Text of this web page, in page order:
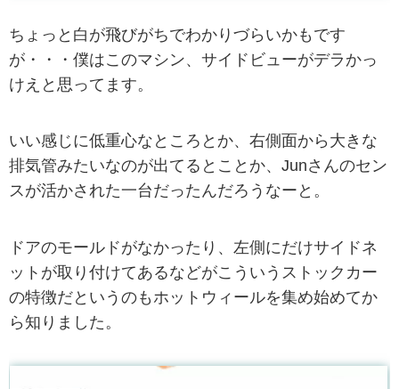
ちょっと白が飛びがちでわかりづらいかもです
が・・・僕はこのマシン、サイドビューがデラかっ
けえと思ってます。
いい感じに低重心なところとか、右側面から大きな
排気管みたいなのが出てるとことか、Junさんのセン
スが活かされた一台だったんだろうなーと。
ドアのモールドがなかったり、左側にだけサイドネ
ットが取り付けてあるなどがこういうストックカー
の特徴だというのもホットウィールを集め始めてか
ら知りました。